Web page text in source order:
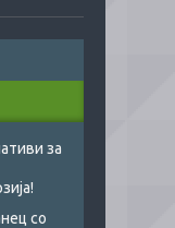
за
со